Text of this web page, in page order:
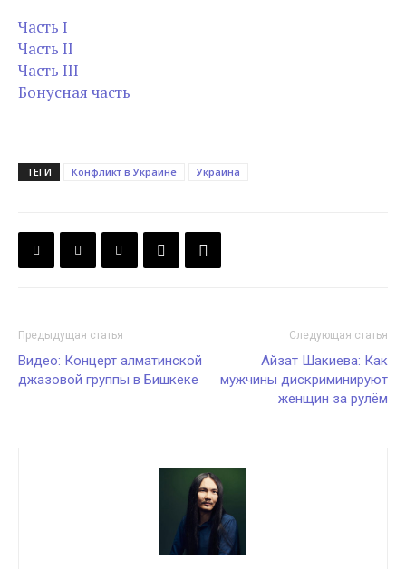
Часть I
Часть II
Часть III
Бонусная часть
ТЕГИ Конфликт в Украине Украина
Предыдущая статья
Видео: Концерт алматинской
джазовой группы в Бишкеке
Следующая статья
Айзат Шакиева: Как
мужчины дискриминируют
женщин за рулём